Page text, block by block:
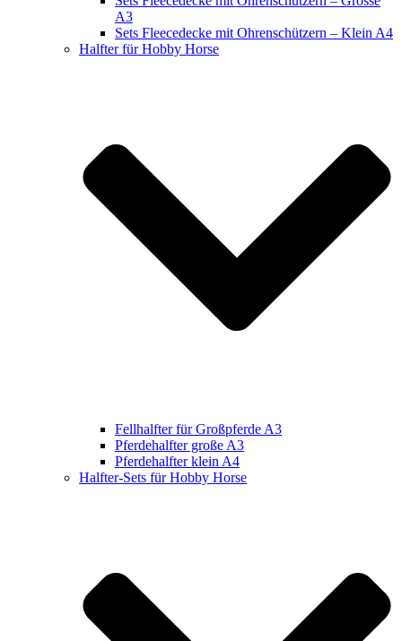
A3
Sets Fleecedecke mit Ohrenschützern – Klein A4
Halfter für Hobby Horse
Fellhalfter für Großpferde A3
Pferdehalfter große A3
Pferdehalfter klein A4
Halfter-Sets für Hobby Horse